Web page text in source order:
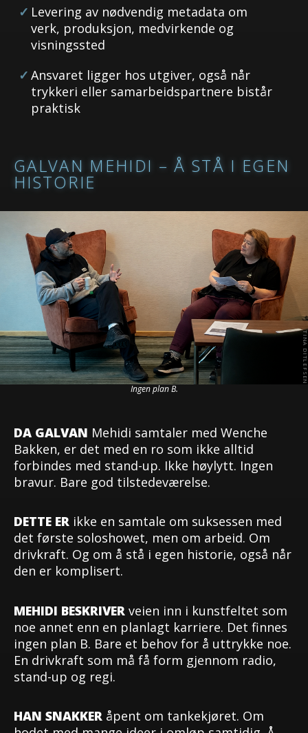
Levering av nødvendig metadata om
verk, produksjon, medvirkende og
visningssted
Ansvaret ligger hos utgiver, også når
trykkeri eller samarbeidspartnere bistår
praktisk
GALVAN MEHIDI – Å STÅ I EGEN
HISTORIE
Ingen plan B.
DA GALVAN Mehidi samtaler med Wenche
Bakken, er det med en ro som ikke alltid
forbindes med stand-up. Ikke høylytt. Ingen
bravur. Bare god tilstedeværelse.
DETTE ER ikke en samtale om suksessen med
det første soloshowet, men om arbeid. Om
drivkraft. Og om å stå i egen historie, også når
den er komplisert.
MEHIDI BESKRIVER veien inn i kunstfeltet som
noe annet enn en planlagt karriere. Det finnes
ingen plan B. Bare et behov for å uttrykke noe.
En drivkraft som må få form gjennom radio,
stand-up og regi.
HAN SNAKKER åpent om tankekjøret. Om